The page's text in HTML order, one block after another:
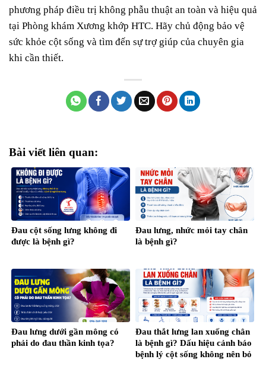
phương pháp điều trị không phẫu thuật an toàn và hiệu quả
tại Phòng khám Xương khớp HTC. Hãy chủ động bảo vệ
sức khỏe cột sống và tìm đến sự trợ giúp của chuyên gia
khi cần thiết.
Bài viết liên quan:
Đau cột sống lưng không đi
được là bệnh gì?
Đau lưng, nhức mỏi tay chân
là bệnh gì?
Đau lưng dưới gần mông có
phải do đau thần kinh tọa?
Đau thắt lưng lan xuống chân
là bệnh gì? Dấu hiệu cảnh báo
bệnh lý cột sống không nên bỏ